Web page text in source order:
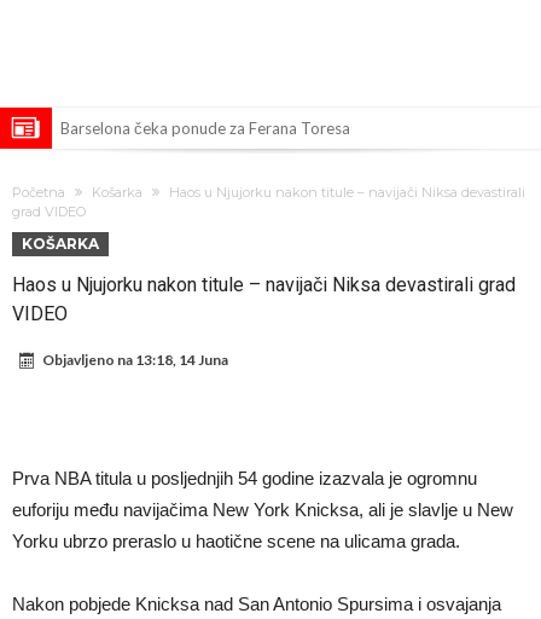
Barselona čeka ponude za Ferana Toresa
dao ponudu
Osimen se opet nudi, šta kažete za ovu rokadu?
Španci uvode nova pravila ove sezone
Sada je jasno zašto je došao: “Luda” klauzula iz Salahovog ugovora s
historiji!
Početna Košarka
Haos u Njujorku nakon titule – navijači Niksa devastirali
grad VIDEO
KOŠARKA
Haos u Njujorku nakon titule – navijači Niksa devastirali grad
VIDEO
Objavljeno na 13:18, 14 Juna
Prva NBA titula u posljednjih 54 godine izazvala je ogromnu
euforiju među navijačima New York Knicksa, ali je slavlje u New
Yorku ubrzo preraslo u haotične scene na ulicama grada.
Nakon pobjede Knicksa nad San Antonio Spursima i osvajanja